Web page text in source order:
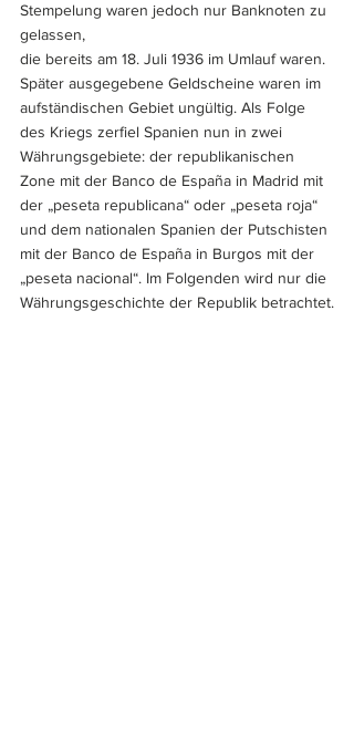
Stempelung waren jedoch nur Banknoten zu
gelassen,
die bereits am 18. Juli 1936 im Umlauf waren.
Später ausgegebene Geldscheine waren im
aufständischen Gebiet ungültig. Als Folge
des Kriegs zerfiel Spanien nun in zwei
Währungsgebiete: der republikanischen
Zone mit der Banco de España in Madrid mit
der „peseta republicana“ oder „peseta roja“
und dem nationalen Spanien der Putschisten
mit der Banco de España in Burgos mit der
„peseta nacional“. Im Folgenden wird nur die
Währungsgeschichte der Republik betrachtet.